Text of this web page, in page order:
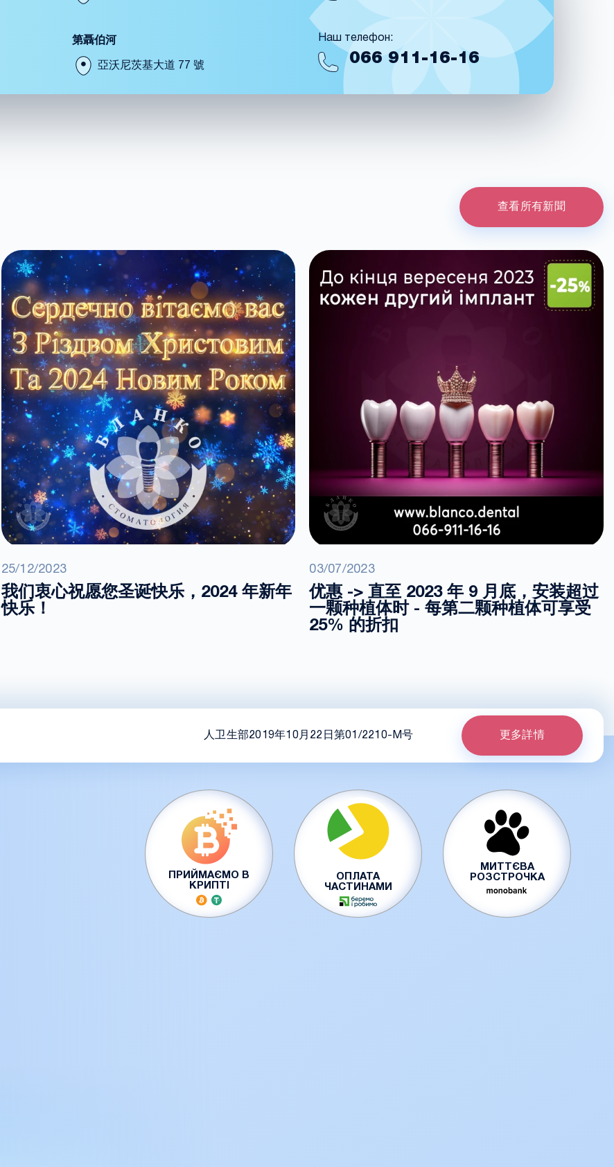
第聶伯河
亞沃尼茨基大道 77 號
Наш телефон:
066 911-16-16
查看所有新聞
25/12/2023
我们衷心祝愿您圣诞快乐，2024 年新年
快乐！
03/07/2023
优惠 -> 直至 2023 年 9 月底，安装超过
一颗种植体时 - 每第二颗种植体可享受
25% 的折扣
人卫生部2019年10月22日第01/2210-M号 更多詳情
ПРИЙМАЄМО В
КРИПТІ
ОПЛАТА
ЧАСТИНАМИ
МИТТЄВА
РОЗСТРОЧКА